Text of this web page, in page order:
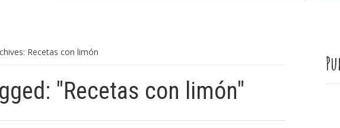
Recetas con limón
"Recetas con limón"